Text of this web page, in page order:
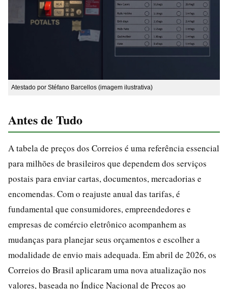
Atestado por Stéfano Barcellos (imagem ilustrativa)
Antes de Tudo
A tabela de preços dos Correios é uma referência essencial
para milhões de brasileiros que dependem dos serviços
postais para enviar cartas, documentos, mercadorias e
encomendas. Com o reajuste anual das tarifas, é
fundamental que consumidores, empreendedores e
empresas de comércio eletrônico acompanhem as
mudanças para planejar seus orçamentos e escolher a
modalidade de envio mais adequada. Em abril de 2026, os
Correios do Brasil aplicaram uma nova atualização nos
valores, baseada no Índice Nacional de Preços ao